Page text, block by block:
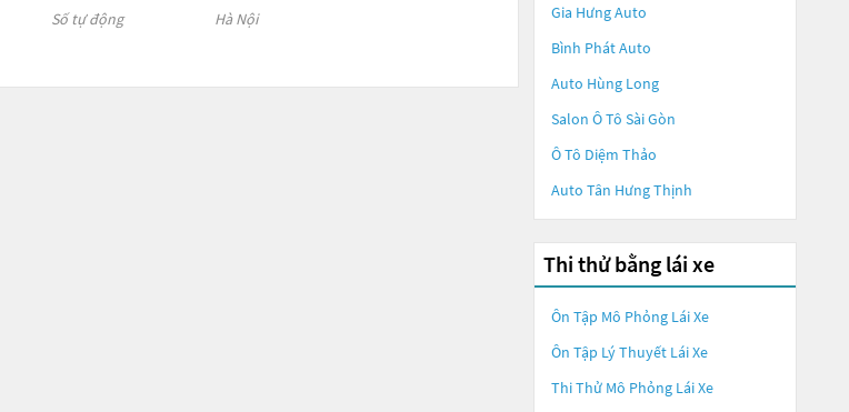
Số tự động Hà Nội
Gia Hưng Auto
Bình Phát Auto
Auto Hùng Long
Salon Ô Tô Sài Gòn
Ô Tô Diệm Thảo
Auto Tân Hưng Thịnh
Thi thử bằng lái xe
Ôn Tập Mô Phỏng Lái Xe
Ôn Tập Lý Thuyết Lái Xe
Thi Thử Mô Phỏng Lái Xe